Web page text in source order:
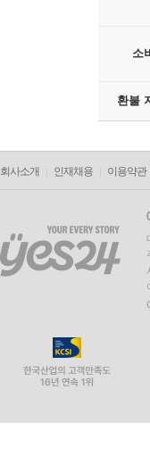
소
환불
회사소개 인재채용 이용약관